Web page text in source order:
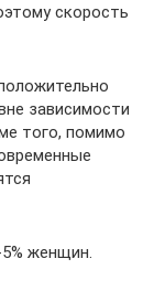
скорость
зависимости
того, помимо
женщин.